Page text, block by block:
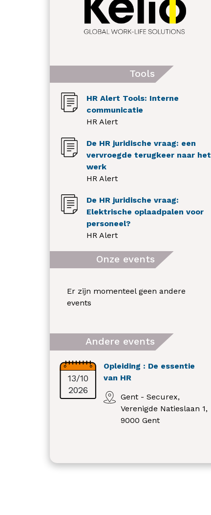
Tools
HR Alert Tools: Interne
communicatie
HR Alert
De HR juridische vraag: een
vervroegde terugkeer naar het
werk
HR Alert
De HR juridische vraag:
Elektrische oplaadpalen voor
personeel?
HR Alert
Onze events
Er zijn momenteel geen andere
events
Andere events
13/10
2026
Opleiding : De essentie
van HR
Gent - Securex,
Verenigde Natieslaan 1,
9000 Gent